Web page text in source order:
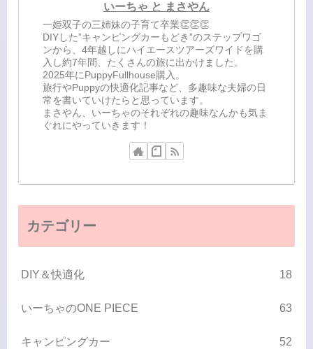
いーちゃ と まさやん
一姫双子の三姉妹の子育て卒業👏👏👏
DIYした”キャンピングカーもどき”のステップワゴ
ンから、4年越しにハイエースツアーズワイドを購
入し約7年間、たくさんの旅に出かけました。
2025年にPuppyFullhouse購入。
旅行やPuppyの快適化記事など、多趣味な夫婦の日
常を書いていけたらと思っています。
まさやん、いーちゃのそれぞれの趣味なんかも気ま
ぐれにやっていきます！
カテゴリー
DIY＆快適化 18
いーちゃのONE PIECE 63
キャンピングカー 52